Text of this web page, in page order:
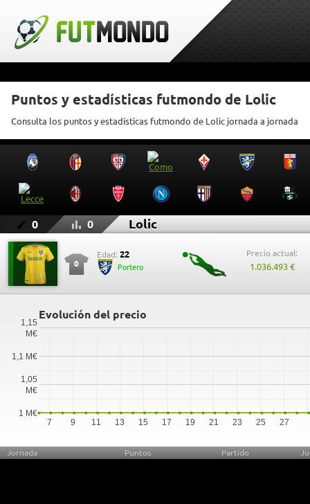
Puntos y estadísticas futmondo de Lolic
Consulta los puntos y estadísticas futmondo de Lolic jornada a jornada
0 0 Lolic
0
Edad: 22
Portero
Precio actual:
1.036.493 €
Evolución del precio
7 9 11 13 15 17 19 21 23 25 27
1 M€
1,05
M€
1,1 M€
1,15
M€
Jornada Puntos Partido